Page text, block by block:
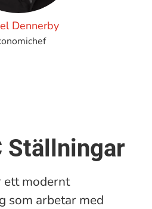
Dennerby
Ställningar
ett modernt
som arbetar med